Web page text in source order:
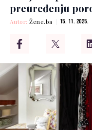
preuređenju
Autor:Žene.ba 15. 11. 2025.